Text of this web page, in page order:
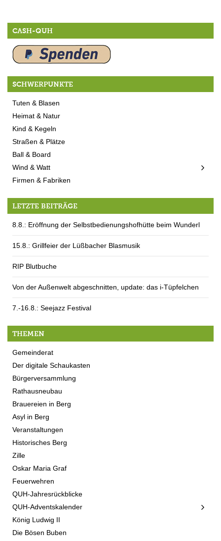
CASH-QUH
SCHWERPUNKTE
Tuten & Blasen
Heimat & Natur
Kind & Kegeln
Straßen & Plätze
Ball & Board
Wind & Watt
Firmen & Fabriken
LETZTE BEITRÄGE
8.8.: Eröffnung der Selbstbedienungshofhütte beim Wunderl
15.8.: Grillfeier der Lüßbacher Blasmusik
RIP Blutbuche
Von der Außenwelt abgeschnitten, update: das i-Tüpfelchen
7.-16.8.: Seejazz Festival
THEMEN
Gemeinderat
Der digitale Schaukasten
Bürgerversammlung
Rathausneubau
Brauereien in Berg
Asyl in Berg
Veranstaltungen
Historisches Berg
Zille
Oskar Maria Graf
Feuerwehren
QUH-Jahresrückblicke
QUH-Adventskalender
König Ludwig II
Die Bösen Buben